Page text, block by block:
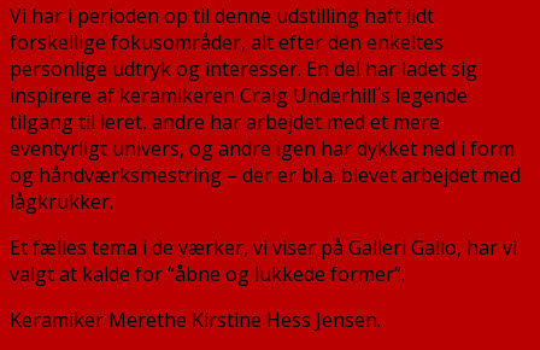
Vi har i perioden op til denne udstilling haft lidt
forskellige fokusområder, alt efter den enkeltes
personlige udtryk og interesser. En del har ladet sig
inspirere af keramikeren Craig Underhill´s legende
tilgang til leret, andre har arbejdet med et mere
eventyrligt univers, og andre igen har dykket ned i form
og håndværksmestring – der er bl.a. blevet arbejdet med
lågkrukker.
Et fælles tema i de værker, vi viser på Galleri Gallo, har vi
valgt at kalde for “åbne og lukkede former”.
Keramiker Merethe Kirstine Hess Jensen.